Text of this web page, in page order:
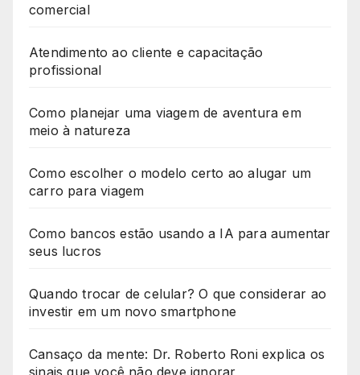
comercial
Atendimento ao cliente e capacitação
profissional
Como planejar uma viagem de aventura em
meio à natureza
Como escolher o modelo certo ao alugar um
carro para viagem
Como bancos estão usando a IA para aumentar
seus lucros
Quando trocar de celular? O que considerar ao
investir em um novo smartphone
Cansaço da mente: Dr. Roberto Roni explica os